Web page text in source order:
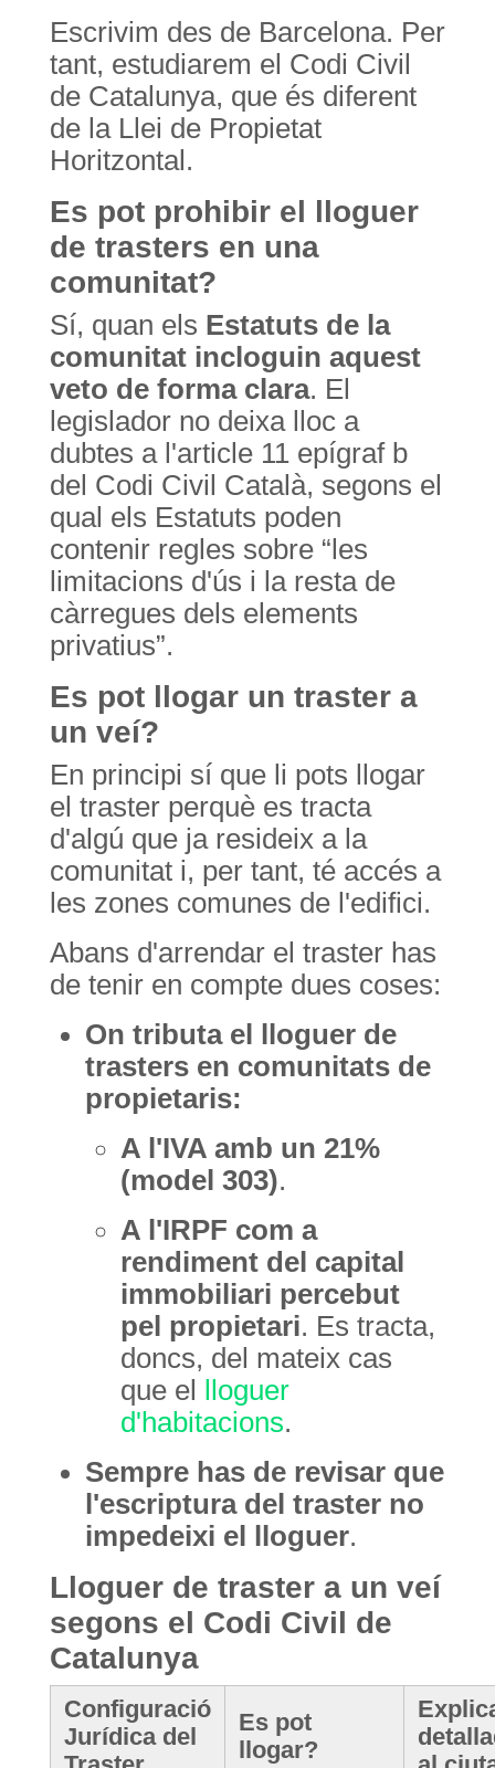
Escrivim des de Barcelona. Per
tant, estudiarem el Codi Civil
de Catalunya, que és diferent
de la Llei de Propietat
Horitzontal.
Es pot prohibir el lloguer
de trasters en una
comunitat?
Sí, quan els Estatuts de la
comunitat incloguin aquest
veto de forma clara. El
legislador no deixa lloc a
dubtes a l'article 11 epígraf b
del Codi Civil Català, segons el
qual els Estatuts poden
contenir regles sobre “les
limitacions d'ús i la resta de
càrregues dels elements
privatius”.
Es pot llogar un traster a
un veí?
En principi sí que li pots llogar
el traster perquè es tracta
d'algú que ja resideix a la
comunitat i, per tant, té accés a
les zones comunes de l'edifici.
Abans d'arrendar el traster has
de tenir en compte dues coses:
On tributa el lloguer de
trasters en comunitats de
propietaris:
A l'IVA amb un 21%
(model 303).
A l'IRPF com a
rendiment del capital
immobiliari percebut
pel propietari. Es tracta,
doncs, del mateix cas
que el
lloguer
d'habitacions.
Sempre has de revisar que
l'escriptura del traster no
impedeixi el lloguer.
Lloguer de traster a un veí
segons el Codi Civil de
Catalunya
Configuració
Jurídica del
Es pot
llogar?